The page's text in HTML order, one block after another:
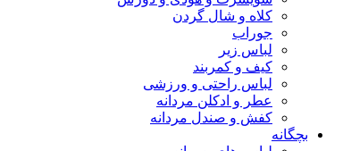
کلاه و شال گردن
جوراب
لباس زیر
کیف و کمربند
لباس راحتی و ورزشی
عطر و ادکلن مردانه
کفش و صندل مردانه
بچگانه